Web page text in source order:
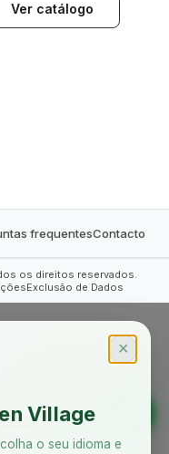
Ver catálogo
frequentesContacto
os direitos reservados.
Exclusão de Dados
✕
Village
o seu idioma e